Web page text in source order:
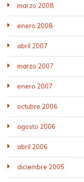
marzo 2008
enero 2008
abril 2007
marzo 2007
enero 2007
octubre 2006
agosto 2006
abril 2006
diciembre 2005